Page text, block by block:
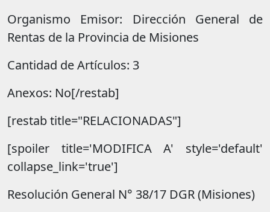
Organismo Emisor: Dirección General de
Rentas de la Provincia de Misiones
Cantidad de Artículos: 3
Anexos: No[/restab]
[restab title="RELACIONADAS"]
[spoiler title='MODIFICA A' style='default'
collapse_link='true']
Resolución General N° 38/17 DGR (Misiones)